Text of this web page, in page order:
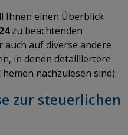
Ihnen einen Überblick
zu beachtenden
auch auf diverse andere
in denen detailliertere
nachzulesen sind):
zur steuerlichen